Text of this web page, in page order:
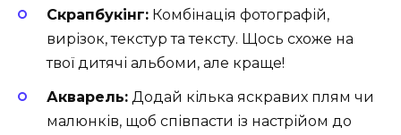
Скрапбукінг: Комбінація фотографій,
вирізок, текстур та тексту. Щось схоже на
твої дитячі альбоми, але краще!
Акварель: Додай кілька яскравих плям чи
малюнків, щоб співпасти із настрійом до